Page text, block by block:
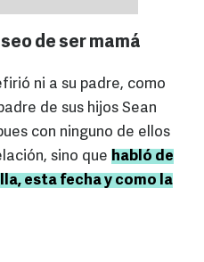
de ser mamá
ni a su padre, como
de sus hijos Sean
con ninguno de ellos
sino que habló de
esta fecha y como la